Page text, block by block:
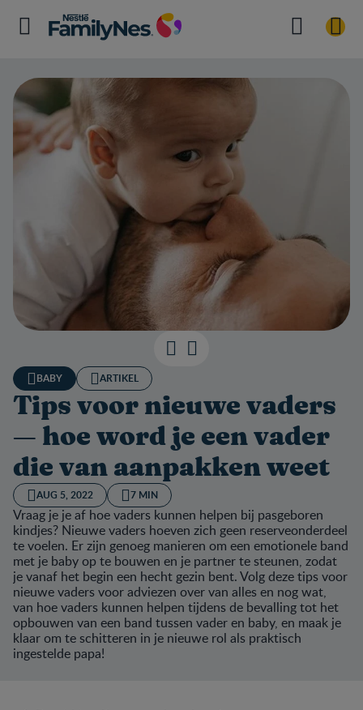
BABY ARTIKEL
Tips voor nieuwe vaders
— hoe word je een vader
die van aanpakken weet
AUG 5, 2022 7 MIN
Vraag je je af hoe vaders kunnen helpen bij pasgeboren
kindjes? Nieuwe vaders hoeven zich geen reserveonderdeel
te voelen. Er zijn genoeg manieren om een emotionele band
met je baby op te bouwen en je partner te steunen, zodat
je vanaf het begin een hecht gezin bent. Volg deze tips voor
nieuwe vaders voor adviezen over van alles en nog wat,
van hoe vaders kunnen helpen tijdens de bevalling tot het
opbouwen van een band tussen vader en baby, en maak je
klaar om te schitteren in je nieuwe rol als praktisch
ingestelde papa!